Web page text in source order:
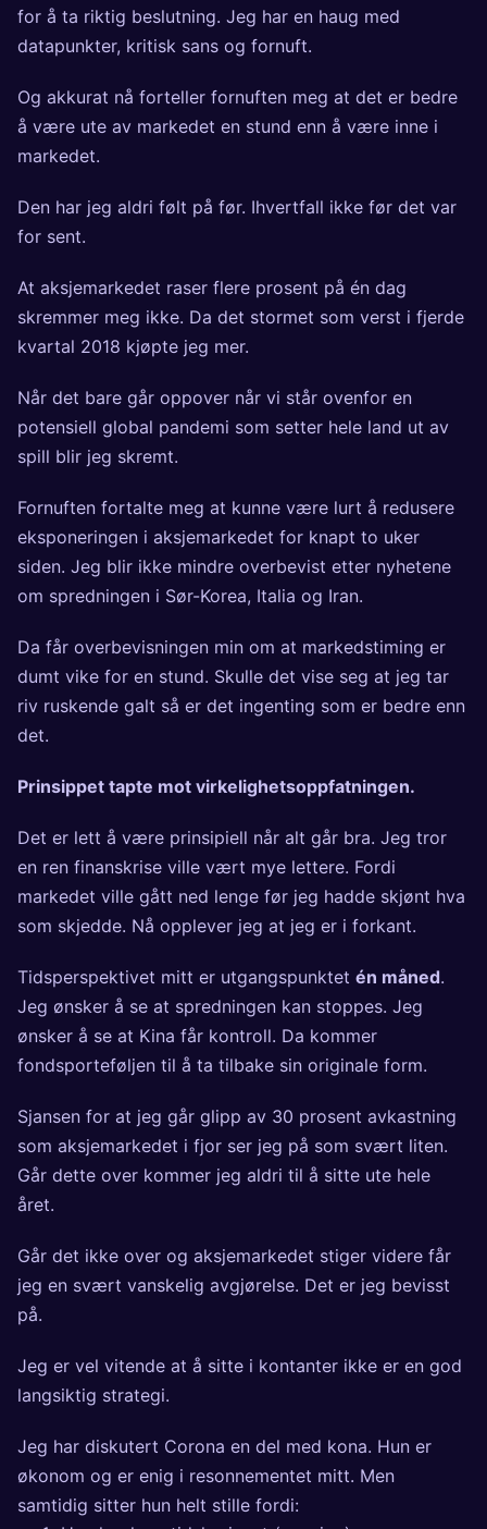
for å ta riktig beslutning. Jeg har en haug med
datapunkter, kritisk sans og fornuft.
Og akkurat nå forteller fornuften meg at det er bedre
å være ute av markedet en stund enn å være inne i
markedet.
Den har jeg aldri følt på før. Ihvertfall ikke før det var
for sent.
At aksjemarkedet raser flere prosent på én dag
skremmer meg ikke. Da det stormet som verst i fjerde
kvartal 2018 kjøpte jeg mer.
Når det bare går oppover når vi står ovenfor en
potensiell global pandemi som setter hele land ut av
spill blir jeg skremt.
Fornuften fortalte meg at kunne være lurt å redusere
eksponeringen i aksjemarkedet for knapt to uker
siden. Jeg blir ikke mindre overbevist etter nyhetene
om spredningen i Sør-Korea, Italia og Iran.
Da får overbevisningen min om at markedstiming er
dumt vike for en stund. Skulle det vise seg at jeg tar
riv ruskende galt så er det ingenting som er bedre enn
det.
Prinsippet tapte mot virkelighetsoppfatningen.
Det er lett å være prinsipiell når alt går bra. Jeg tror
en ren finanskrise ville vært mye lettere. Fordi
markedet ville gått ned lenge før jeg hadde skjønt hva
som skjedde. Nå opplever jeg at jeg er i forkant.
Tidsperspektivet mitt er utgangspunktet én måned.
Jeg ønsker å se at spredningen kan stoppes. Jeg
ønsker å se at Kina får kontroll. Da kommer
fondsporteføljen til å ta tilbake sin originale form.
Sjansen for at jeg går glipp av 30 prosent avkastning
som aksjemarkedet i fjor ser jeg på som svært liten.
Går dette over kommer jeg aldri til å sitte ute hele
året.
Går det ikke over og aksjemarkedet stiger videre får
jeg en svært vanskelig avgjørelse. Det er jeg bevisst
på.
Jeg er vel vitende at å sitte i kontanter ikke er en god
langsiktig strategi.
Jeg har diskutert Corona en del med kona. Hun er
økonom og er enig i resonnementet mitt. Men
samtidig sitter hun helt stille fordi: